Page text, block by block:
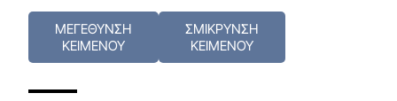
ΜΕΓΕΘΥΝΣΗ
ΚΕΙΜΕΝΟΥ
ΣΜΙΚΡΥΝΣΗ
ΚΕΙΜΕΝΟΥ